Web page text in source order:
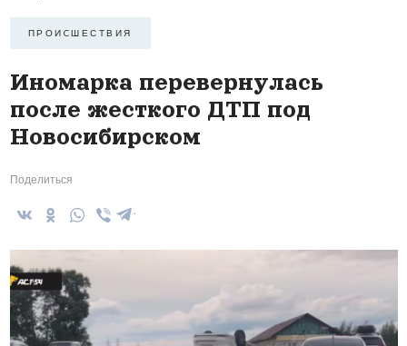
ПРОИCШЕСТВИЯ
Иномарка перевернулась
после жесткого ДТП под
Новосибирском
Поделиться